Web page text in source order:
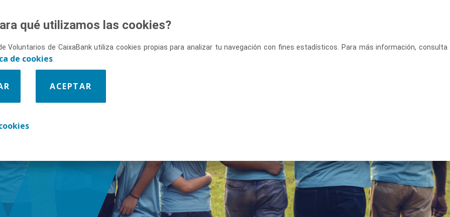
qué utilizamos las cookies?
Voluntarios de CaixaBank utiliza cookies propias para analizar tu navegación con fines estadísticos. Para más información, consulta
de cookies.
ACEPTAR